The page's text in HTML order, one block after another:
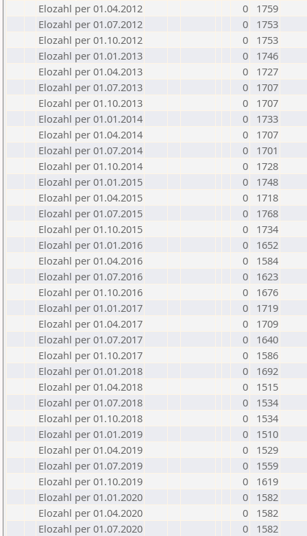
Elozahl per 01.04.2012
0
1759
Elozahl per 01.07.2012
0
1753
Elozahl per 01.10.2012
0
1753
Elozahl per 01.01.2013
0
1746
Elozahl per 01.04.2013
0
1727
Elozahl per 01.07.2013
0
1707
Elozahl per 01.10.2013
0
1707
Elozahl per 01.01.2014
0
1733
Elozahl per 01.04.2014
0
1707
Elozahl per 01.07.2014
0
1701
Elozahl per 01.10.2014
0
1728
Elozahl per 01.01.2015
0
1748
Elozahl per 01.04.2015
0
1718
Elozahl per 01.07.2015
0
1768
Elozahl per 01.10.2015
0
1734
Elozahl per 01.01.2016
0
1652
Elozahl per 01.04.2016
0
1584
Elozahl per 01.07.2016
0
1623
Elozahl per 01.10.2016
0
1676
Elozahl per 01.01.2017
0
1719
Elozahl per 01.04.2017
0
1709
Elozahl per 01.07.2017
0
1640
Elozahl per 01.10.2017
0
1586
Elozahl per 01.01.2018
0
1692
Elozahl per 01.04.2018
0
1515
Elozahl per 01.07.2018
0
1534
Elozahl per 01.10.2018
0
1534
Elozahl per 01.01.2019
0
1510
Elozahl per 01.04.2019
0
1529
Elozahl per 01.07.2019
0
1559
Elozahl per 01.10.2019
0
1619
Elozahl per 01.01.2020
0
1582
Elozahl per 01.04.2020
0
1582
Elozahl per 01.07.2020
0
1582